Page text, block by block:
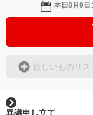
本日8月9日
欲しいものリス
異議申し立て